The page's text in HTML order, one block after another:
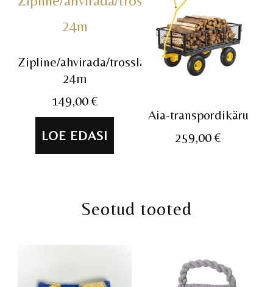
Zipline/ahvirada/trosslaskumine
24m
149,00 €
LOE EDASI
Aia-transpordikäru
259,00€
Seotud tooted